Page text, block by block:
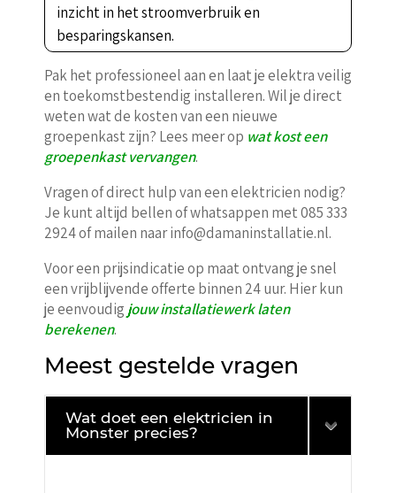
inzicht in het stroomverbruik en
besparingskansen.
Pak het professioneel aan en laat je elektra veilig
en toekomstbestendig installeren. Wil je direct
weten wat de kosten van een nieuwe
groepenkast zijn? Lees meer op wat kost een
groepenkast vervangen.
Vragen of direct hulp van een elektricien nodig?
Je kunt altijd bellen of whatsappen met 085 333
2924 of mailen naar info@damaninstallatie.nl.
Voor een prijsindicatie op maat ontvang je snel
een vrijblijvende offerte binnen 24 uur. Hier kun
je eenvoudig jouw installatiewerk laten
berekenen.
Meest gestelde vragen
Wat doet een elektricien in
Monster precies?